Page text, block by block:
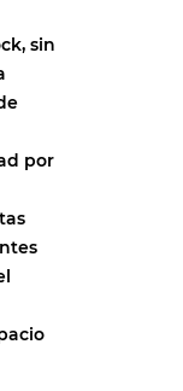
sin
por